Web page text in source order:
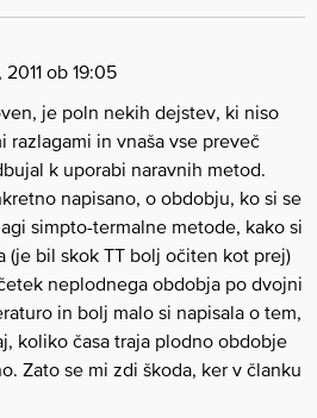
ob 19:05
je poln nekih dejstev, ki niso
razlagami in vnaša vse preveč
k uporabi naravnih metod.
napisano, o obdobju, ko si se
simpto-termalne metode, kako si
(je bil skok TT bolj očiten kot prej)
neplodnega obdobja po dvojni
in bolj malo si napisala o tem,
koliko časa traja plodno obdobje
Zato se mi zdi škoda, ker v članku